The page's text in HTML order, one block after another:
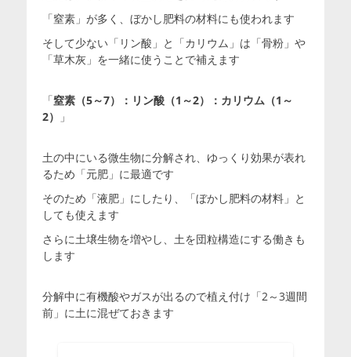
「窒素」が多く、ぼかし肥料の材料にも使われます
そして少ない「リン酸」と「カリウム」は「骨粉」や
「草木灰」を一緒に使うことで補えます
「窒素（5～7）：リン酸（1～2）：カリウム（1～
2）
」
土の中にいる微生物に分解され、ゆっくり効果が表れ
るため「元肥」に最適です
そのため「液肥」にしたり、「ぼかし肥料の材料」と
しても使えます
さらに土壌生物を増やし、土を団粒構造にする働きも
します
分解中に有機酸やガスが出るので植え付け「2～3週間
前」に土に混ぜておきます